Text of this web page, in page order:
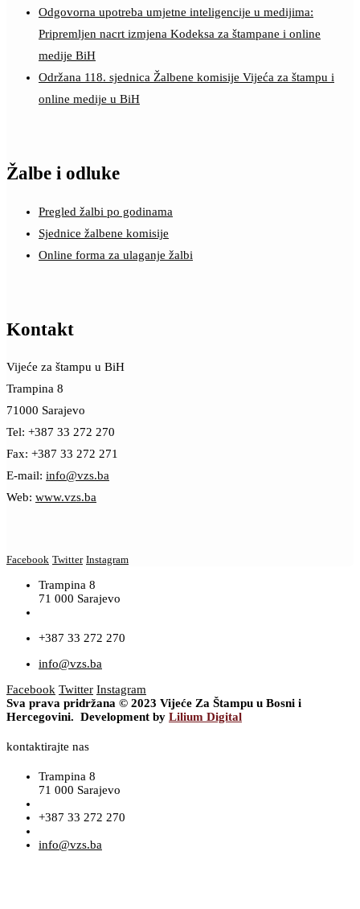
Odgovorna upotreba umjetne inteligencije u medijima:
Pripremljen nacrt izmjena Kodeksa za štampane i online
medije BiH
Održana 118. sjednica Žalbene komisije Vijeća za štampu i
online medije u BiH
Žalbe i odluke
Pregled žalbi po godinama
Sjednice žalbene komisije
Online forma za ulaganje žalbi
Kontakt
Vijeće za štampu u BiH
Trampina 8
71000 Sarajevo
Tel: +387 33 272 270
Fax: +387 33 272 271
E-mail: info@vzs.ba
Web: www.vzs.ba
Facebook Twitter Instagram
Trampina 8
71 000 Sarajevo
+387 33 272 270
info@vzs.ba
Facebook Twitter Instagram
Sva prava pridržana © 2023 Vijeće Za Štampu u Bosni i
Hercegovini. Development by Lilium Digital
kontaktirajte nas
Trampina 8
71 000 Sarajevo
+387 33 272 270
info@vzs.ba